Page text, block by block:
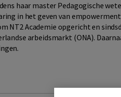
haar master Pedagogische
in het geven van
NT2 Academie opgericht en
arbeidsmarkt (ONA).